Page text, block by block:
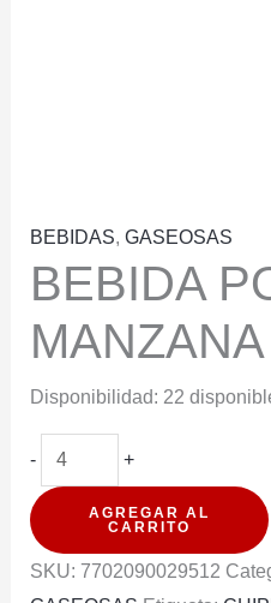
BEBIDAS, GASEOSAS
BEBIDA
Disponibilidad: 22
-
BEBIDA
POSTOBON
MANZANA
1.5LT
+
AGREGAR AL
CARRITO
SKU: 7702090029512